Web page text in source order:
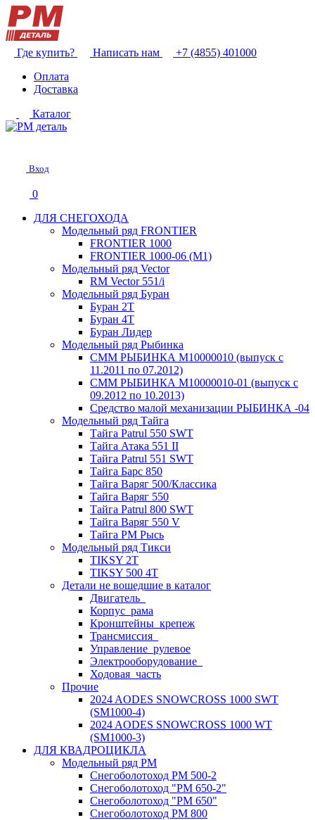
Где купить? Написать нам
+7 (4855) 401000
Оплата
Доставка
Каталог
Вход
0
ДЛЯ СНЕГОХОДА
Модельный ряд FRONTIER
FRONTIER 1000
FRONTIER 1000-06 (М1)
Модельный ряд Vector
RM Vector 551/i
Модельный ряд Буран
Буран 2Т
Буран 4Т
Буран Лидер
Модельный ряд Рыбинка
СММ РЫБИНКА M10000010 (выпуск с
11.2011 по 07.2012)
СММ РЫБИНКА M10000010-01 (выпуск с
09.2012 по 10.2013)
Средство малой механизации РЫБИНКА -04
Модельный ряд Тайга
Тайга Patrul 550 SWT
Тайга Атака 551 II
Тайга Patrul 551 SWT
Тайга Барс 850
Тайга Варяг 500/Классика
Тайга Варяг 550
Тайга Patrul 800 SWT
Тайга Варяг 550 V
Тайга РМ Рысь
Модельный ряд Тикси
TIKSY 2T
TIKSY 500 4T
Детали не вошедшие в каталог
Двигатель_
Корпус_рама
Кронштейны_крепеж
Трансмиссия_
Управление_рулевое
Электрооборудование_
Ходовая_часть
Прочие
2024 AODES SNOWCROSS 1000 SWT
(SM1000-4)
2024 AODES SNOWCROSS 1000 WT
(SM1000-3)
ДЛЯ КВАДРОЦИКЛА
Модельный ряд РМ
Снегоболотоход РМ 500-2
Снегоболотоход "РМ 650-2"
Снегоболотоход "РМ 650"
Снегоболотоход РМ 800